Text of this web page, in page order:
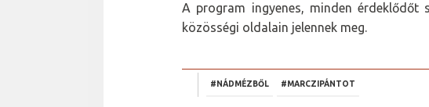
A program ingyenes, minden érdeklődőt
közösségi oldalain jelennek meg.
#NÁDMÉZBŐL #MARCZIPÁNTOT